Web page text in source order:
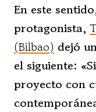
En este
protagonista,
(Bilbao) dejó
el siguiente:
proyecto con